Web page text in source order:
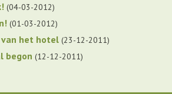
04-03-2012
01-03-2012
van het hotel 23-12-2011
begon 12-12-2011